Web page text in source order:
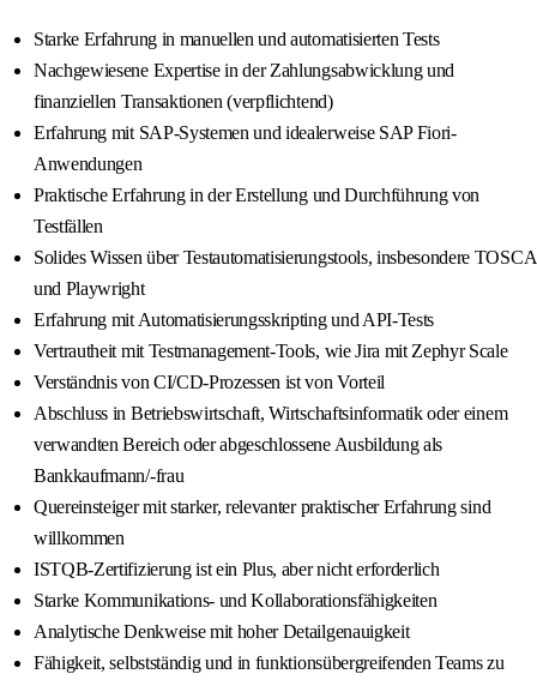
Starke Erfahrung in manuellen und automatisierten Tests
Nachgewiesene Expertise in der Zahlungsabwicklung und
finanziellen Transaktionen (verpflichtend)
Erfahrung mit SAP-Systemen und idealerweise SAP Fiori-
Anwendungen
Praktische Erfahrung in der Erstellung und Durchführung von
Testfällen
Solides Wissen über Testautomatisierungstools, insbesondere TOSCA
und Playwright
Erfahrung mit Automatisierungsskripting und API-Tests
Vertrautheit mit Testmanagement-Tools, wie Jira mit Zephyr Scale
Verständnis von CI/CD-Prozessen ist von Vorteil
Abschluss in Betriebswirtschaft, Wirtschaftsinformatik oder einem
verwandten Bereich oder abgeschlossene Ausbildung als
Bankkaufmann/-frau
Quereinsteiger mit starker, relevanter praktischer Erfahrung sind
willkommen
ISTQB-Zertifizierung ist ein Plus, aber nicht erforderlich
Starke Kommunikations- und Kollaborationsfähigkeiten
Analytische Denkweise mit hoher Detailgenauigkeit
Fähigkeit, selbstständig und in funktionsübergreifenden Teams zu